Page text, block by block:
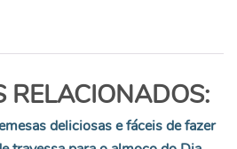
RELACIONADOS:
deliciosas e fáceis de fazer